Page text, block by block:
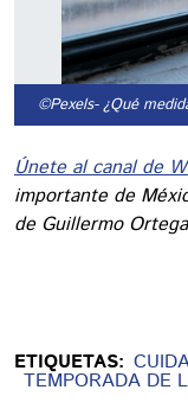
©Pexels- ¿Qué
Únete al canal de
importante de
de Guillermo
ETIQUETAS:
TEMPORADA DE